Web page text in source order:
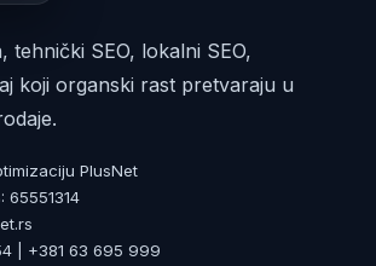
tehnički SEO, lokalni SEO,
koji organski rast pretvaraju u
PlusNet
65551314
| +381 63 695 999